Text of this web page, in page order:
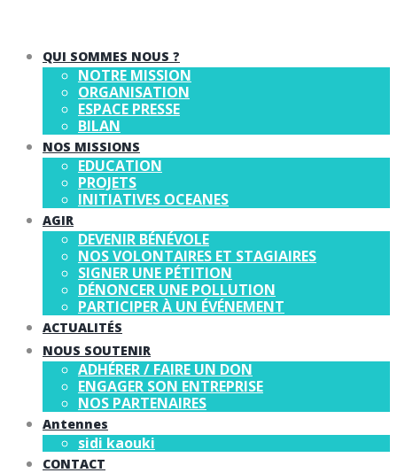
QUI SOMMES NOUS ?
NOTRE MISSION
ORGANISATION
ESPACE PRESSE
BILAN
NOS MISSIONS
EDUCATION
PROJETS
INITIATIVES OCEANES
AGIR
DEVENIR BÉNÉVOLE
NOS VOLONTAIRES ET STAGIAIRES
SIGNER UNE PÉTITION
DÉNONCER UNE POLLUTION
PARTICIPER À UN ÉVÉNEMENT
ACTUALITÉS
NOUS SOUTENIR
ADHÉRER / FAIRE UN DON
ENGAGER SON ENTREPRISE
NOS PARTENAIRES
Antennes
sidi kaouki
CONTACT